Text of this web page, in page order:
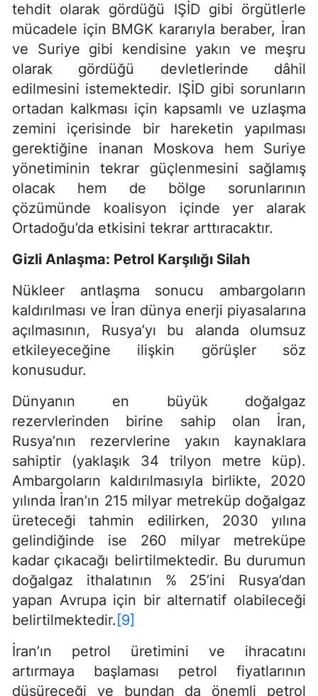
tehdit olarak gördüğü IŞİD gibi örgütlerle
mücadele için BMGK kararıyla beraber, İran
ve Suriye gibi kendisine yakın ve meşru
olarak gördüğü devletlerinde dâhil
edilmesini istemektedir. IŞİD gibi sorunların
ortadan kalkması için kapsamlı ve uzlaşma
zemini içerisinde bir hareketin yapılması
gerektiğine inanan Moskova hem Suriye
yönetiminin tekrar güçlenmesini sağlamış
olacak hem de bölge sorunlarının
çözümünde koalisyon içinde yer alarak
Ortadoğu’da etkisini tekrar arttıracaktır.
Gizli Anlaşma: Petrol Karşılığı Silah
Nükleer antlaşma sonucu ambargoların
kaldırılması ve İran dünya enerji piyasalarına
açılmasının, Rusya’yı bu alanda olumsuz
etkileyeceğine ilişkin görüşler söz
konusudur.
Dünyanın en büyük doğalgaz
rezervlerinden birine sahip olan İran,
Rusya’nın rezervlerine yakın kaynaklara
sahiptir (yaklaşık 34 trilyon metre küp).
Ambargoların kaldırılmasıyla birlikte, 2020
yılında İran’ın 215 milyar metreküp doğalgaz
üreteceği tahmin edilirken, 2030 yılına
gelindiğinde ise 260 milyar metreküpe
kadar çıkacağı belirtilmektedir. Bu durumun
doğalgaz ithalatının % 25’ini Rusya’dan
yapan Avrupa için bir alternatif olabileceği
belirtilmektedir. [9]
İran’ın petrol üretimini ve ihracatını
artırmaya başlaması petrol fiyatlarının
düşüreceği ve bundan da önemli petrol